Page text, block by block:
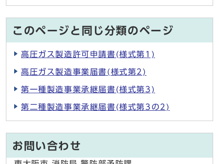
このページと同じ分類のページ
高圧ガス製造許可申請書(様式第1)
高圧ガス製造事業届書(様式第2)
第一種製造事業承継届書(様式第3)
第二種製造事業承継届書(様式第3の2)
お問い合わせ